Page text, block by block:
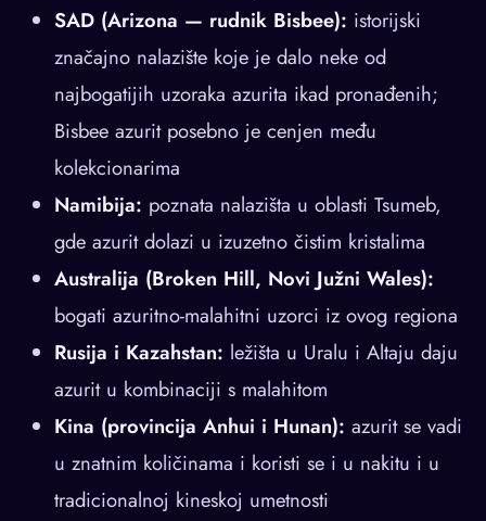
SAD (Arizona — rudnik Bisbee): istorijski
značajno nalazište koje je dalo neke od
najbogatijih uzoraka azurita ikad pronađenih;
Bisbee azurit posebno je cenjen među
kolekcionarima
Namibija: poznata nalazišta u oblasti Tsumeb,
gde azurit dolazi u izuzetno čistim kristalima
Australija (Broken Hill, Novi Južni Wales):
bogati azuritno-malahitni uzorci iz ovog regiona
Rusija i Kazahstan: ležišta u Uralu i Altaju daju
azurit u kombinaciji s malahitom
Kina (provincija Anhui i Hunan): azurit se vadi
u znatnim količinama i koristi se i u nakitu i u
tradicionalnoj kineskoj umetnosti